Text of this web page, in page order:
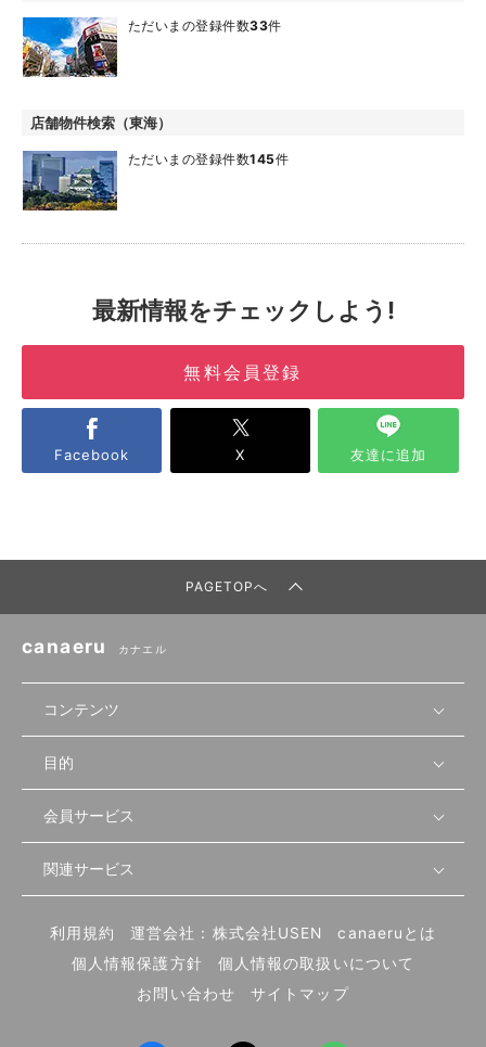
ただいまの登録件数33件
店舗物件検索（東海）
ただいまの登録件数145件
最新情報をチェックしよう!
無料会員登録
Facebook X 友達に追加
PAGETOPへ
canaeru カナエル
コンテンツ
無料開業相談
セミナー情報
セミナー動画
物件を探す
首都圏
北海道
先輩開業者の声
開業・経営に関する記事
編集ポリシー
業態別の開業方法
目的
店舗運営
物件
内装・設備
食材・仕入れ
会員サービス
会員登録
ログイン
関連サービス
飲食店サクセスガイド（外部サイト）
利用規約 運営会社：株式会社USEN
canaeruとは
個人情報保護方針
個人情報の取扱いについて
お問い合わせ
サイトマップ